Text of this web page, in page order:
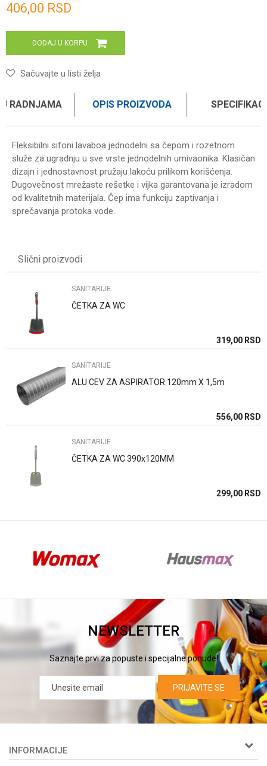
406,00 RSD
DODAJ U KORPU
Sačuvajte u listi želja
RADNJAMA OPIS PROIZVODA
Fleksibilni sifoni lavaboa jednodelni sa čepom i rozetnom
služe za ugradnju u sve vrste jednodelnih umivaonika. Klasičan
dizajn i jednostavnost pružaju lakoću prilikom korišćenja.
Dugovečnost mrežaste rešetke i vijka garantovana je izradom
od kvalitetnih materijala. Čep ima funkciju zaptivanja i
sprečavanja protoka vode.
Poruka
Anti-spam zaštita - izračunajte koliko je 6 - 1 :
POŠALJI
Slični proizvodi
SANITARIJE
ČETKA ZA WC
319,00 RSD
SANITARIJE
ALU CEV ZA ASPIRATOR 120mm X 1,5m
556,00 RSD
SANITARIJE
ČETKA ZA WC 390x120MM
299,00 RSD
NEWSLETTER
Saznajte prvi za popuste i specijalne ponude!
PRIJAVITE SE
INFORMACIJE